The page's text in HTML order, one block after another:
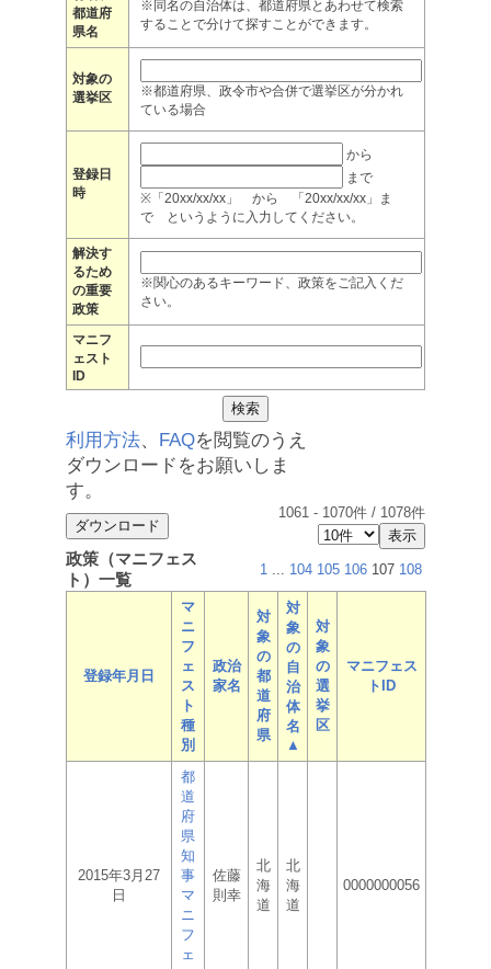
都道府
県名
※同名の自治体は、都道府県とあわせて検索
することで分けて探すことができます。
対象の
選挙区
※都道府県、政令市や合併で選挙区が分かれ
ている場合
登録日
時
から
まで
※「20xx/xx/xx」 から 「20xx/xx/xx」ま
で というように入力してください。
解決す
るため
の重要
政策
※関心のあるキーワード、政策をご記入くだ
さい。
マニフ
ェスト
ID
利用方法、 FAQを閲覧のうえ
ダウンロードをお願いしま
す。
1061 - 1070件 / 1078件
政策（マニフェス
ト）一覧
1 ... 104 105 106 107 108
登録年月日
マ
ニ
フ
ェ
ス
ト
種
別
政治
家名
対
象
の
都
道
府
県
対
象
の
自
治
体
名
▲
対
象
の
選
挙
区
マニフェス
トID
2015年3月27
日
都
道
府
県
知
事
マ
ニ
フ
ェ
佐藤
則幸
北
海
道
北
海
道
0000000056